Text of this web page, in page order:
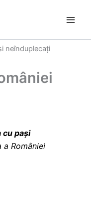
cu pași
a României